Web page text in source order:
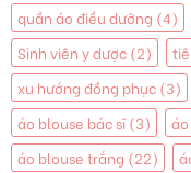
quần áo điều dưỡng (4)
Sinh viên y dược (2)
xu hướng đồng phục (3)
áo blouse bác sĩ(3)
áo blouse trắng (22)